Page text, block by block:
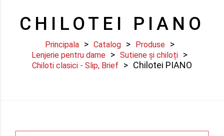
CHILOTEI PIANO
Principala Catalog
Produse
Lenjerie pentru dame
Sutiene și chiloți
Chiloti clasici - Slip, Brief
Chilotei PIANO